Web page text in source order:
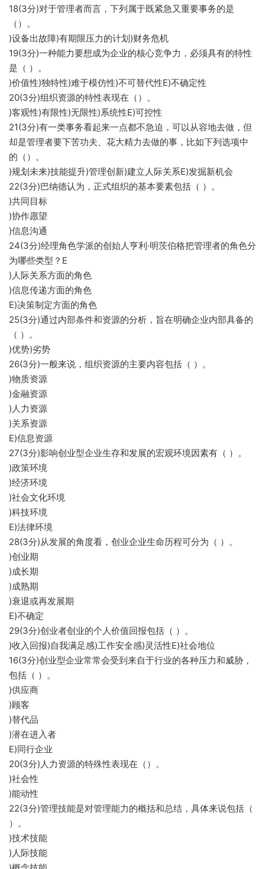
18(3分)对于管理者而言，下列属于既紧急又重要事务的是
（）。
)设备出故障)有期限压力的计划)财务危机
19(3分)一种能力要想成为企业的核心竞争力，必须具有的特性
是（ ）。
)价值性)独特性)难于模仿性)不可替代性E)不确定性
20(3分)组织资源的特性表现在（）。
)客观性)有限性)无限性)系统性E)可控性
21(3分)有一类事务看起来一点都不急迫，可以从容地去做，但
却是管理者要下苦功夫、花大精力去做的事，比如下列选项中
的（）。
)规划未来)技能提升)管理创新)建立人际关系E)发掘新机会
22(3分)巴纳德认为，正式组织的基本要素包括（ ）。
)共同目标
)协作愿望
)信息沟通
24(3分)经理角色学派的创始人亨利·明茨伯格把管理者的角色分
为哪些类型？E
)人际关系方面的角色
)信息传递方面的角色
E)决策制定方面的角色
25(3分)通过内部条件和资源的分析，旨在明确企业内部具备的
（ ）。
)优势)劣势
26(3分)一般来说，组织资源的主要内容包括（ ）。
)物质资源
)金融资源
)人力资源
)关系资源
E)信息资源
27(3分)影响创业型企业生存和发展的宏观环境因素有（ ）。
)政策环境
)经济环境
)社会文化环境
)科技环境
E)法律环境
28(3分)从发展的角度看，创业企业生命历程可分为（ ）。
)创业期
)成长期
)成熟期
)衰退或再发展期
E)不确定
29(3分)创业者创业的个人价值回报包括（ ）。
)收入回报)自我满足感)工作安全感)灵活性E)社会地位
16(3分)创业型企业常常会受到来自于行业的各种压力和威胁，
包括（ ）。
)供应商
)顾客
)替代品
)潜在进入者
E)同行企业
20(3分)人力资源的特殊性表现在（）。
)社会性
)能动性
22(3分)管理技能是对管理能力的概括和总结，具体来说包括（
）。
)技术技能
)人际技能